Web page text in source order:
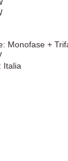
Monofase +
Italia